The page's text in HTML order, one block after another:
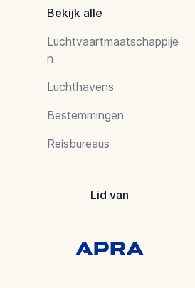
Bekijk alle
Luchtvaartmaatschappije
n
Luchthavens
Bestemmingen
Reisbureaus
Lid van